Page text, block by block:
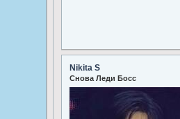
Nikita S
Снова Леди Босс